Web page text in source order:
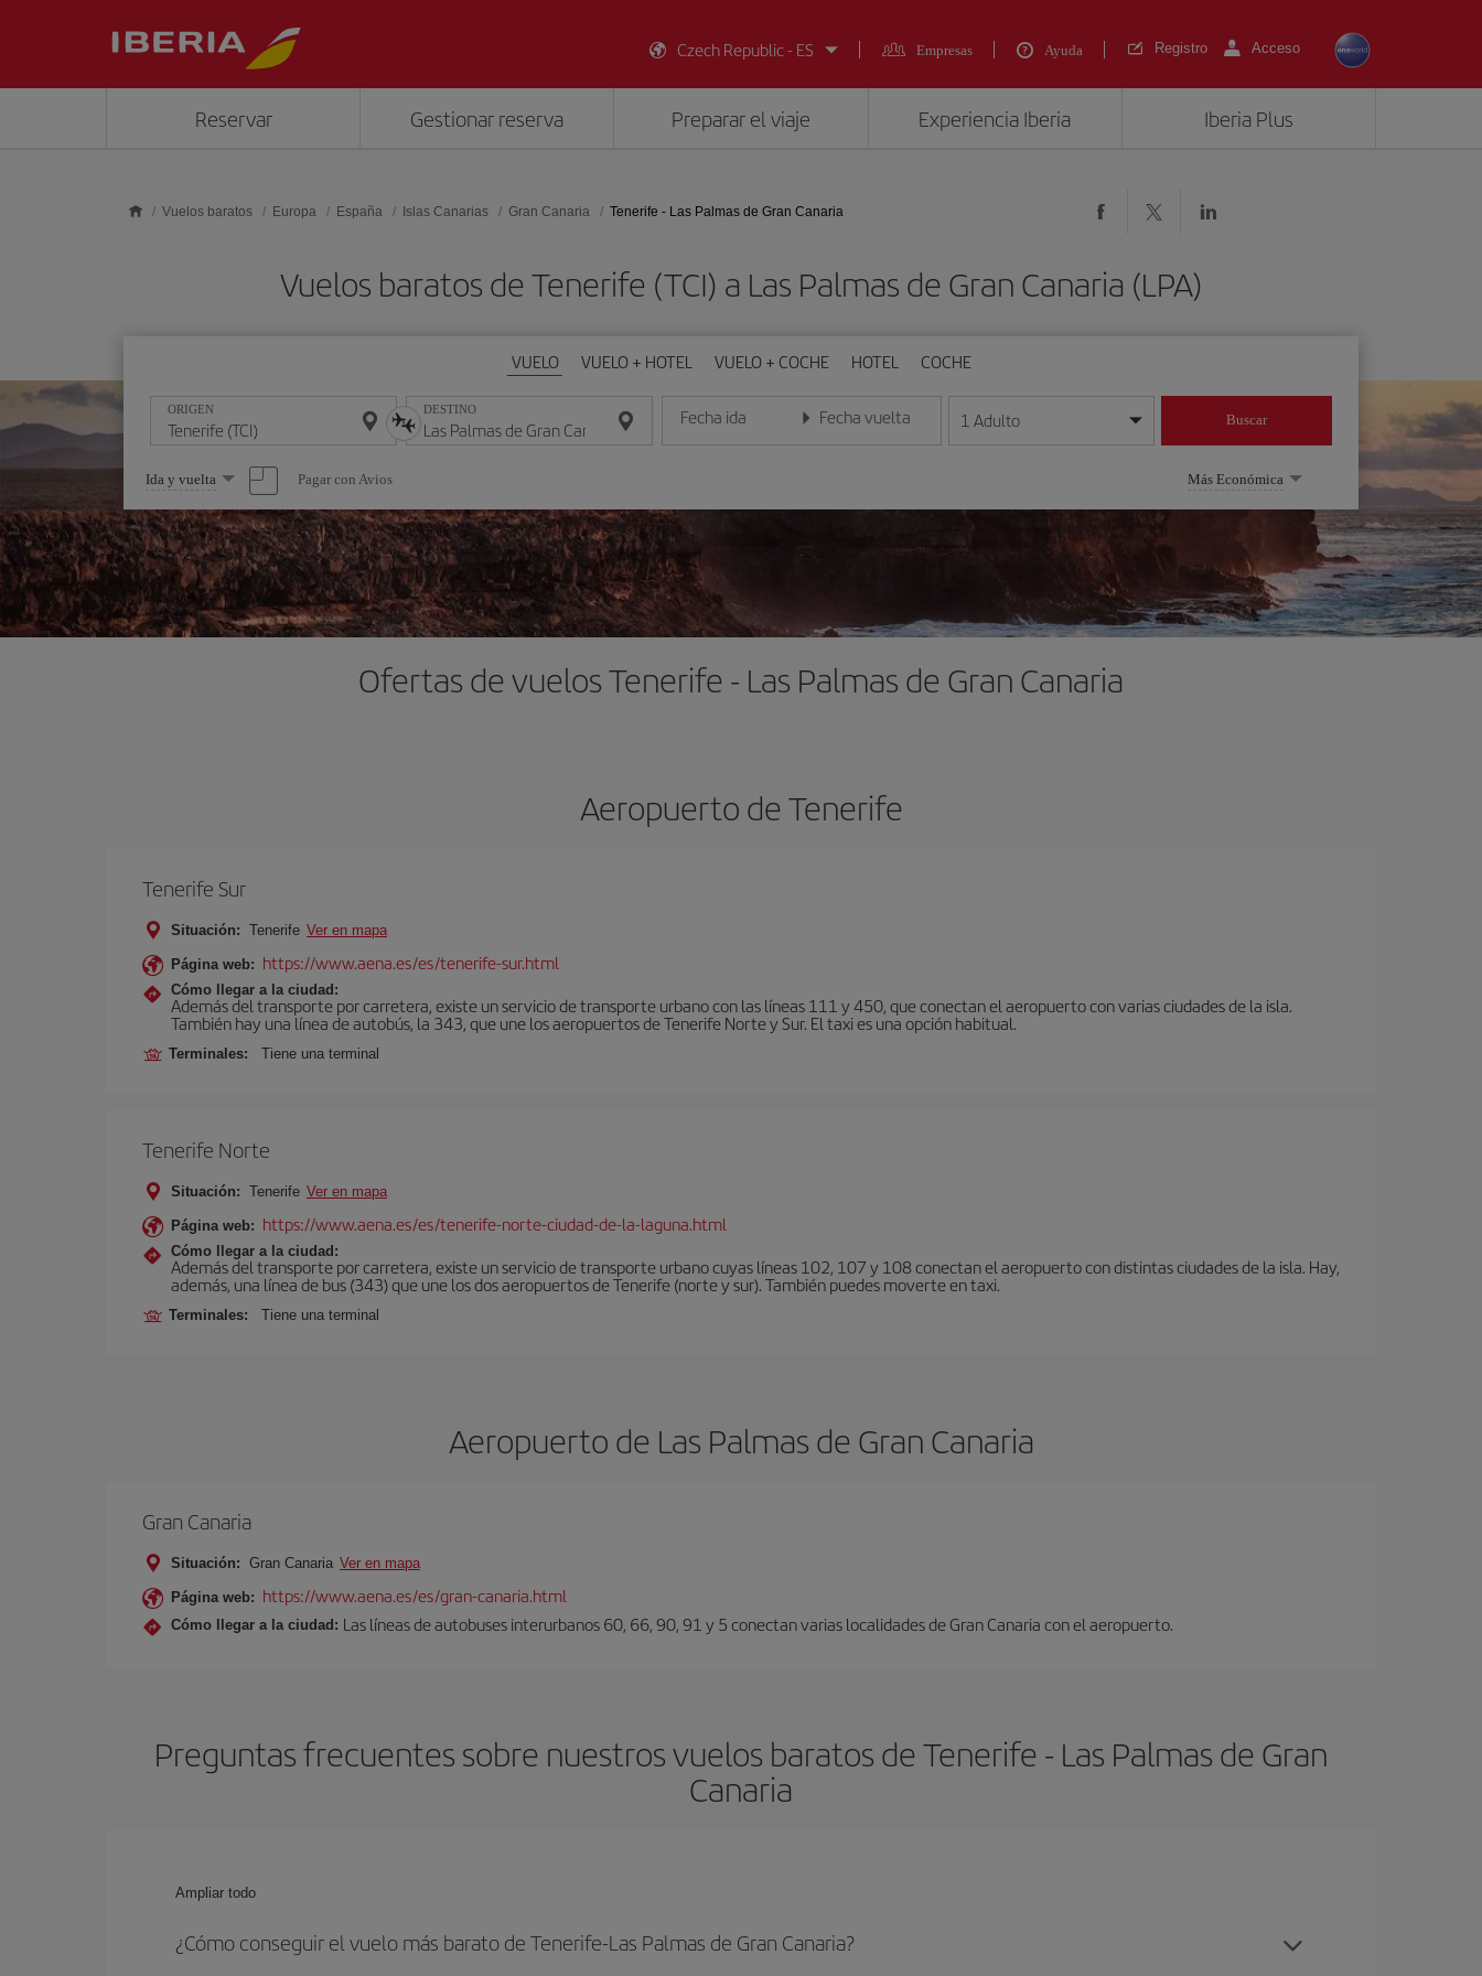
Czech Republic - ES
Empresas Ayuda Registro Acceso
Reservar Gestionar reserva Preparar el viaje Experiencia Iberia Iberia Plus
Vuelos baratos Europa España Islas Canarias Gran Canaria Tenerife - Las Palmas de Gran Canaria
Vuelos baratos de Tenerife (TCI) a Las Palmas de Gran Canaria (LPA)
VUELO VUELO + HOTEL VUELO + COCHE HOTEL COCHE
ORIGEN DESTINO Fecha ida
Introduce la fecha en formato día/mes/año
Fecha vuelta
Introduce la fecha en formato día/mes/año
1 Adulto Buscar
Seleccione
una
opción
Ida y vuelta Pagar con Avios Más Económica
Ofertas de vuelos Tenerife - Las Palmas de Gran Canaria
Aeropuerto de Tenerife
Tenerife Sur
Situación: Tenerife Ver en mapa
Página web: https://www.aena.es/es/tenerife-sur.html
Cómo llegar a la ciudad:
Además del transporte por carretera, existe un servicio de transporte urbano con las líneas 111 y 450, que conectan el aeropuerto con varias ciudades de la isla.
También hay una línea de autobús, la 343, que une los aeropuertos de Tenerife Norte y Sur. El taxi es una opción habitual.
Terminales: Tiene una terminal
Tenerife Norte
Situación: Tenerife Ver en mapa
Página web: https://www.aena.es/es/tenerife-norte-ciudad-de-la-laguna.html
Cómo llegar a la ciudad:
Además del transporte por carretera, existe un servicio de transporte urbano cuyas líneas 102, 107 y 108 conectan el aeropuerto con distintas ciudades de la isla. Hay,
además, una línea de bus (343) que une los dos aeropuertos de Tenerife (norte y sur). También puedes moverte en taxi.
Terminales: Tiene una terminal
Aeropuerto de Las Palmas de Gran Canaria
Gran Canaria
Situación: Gran Canaria Ver en mapa
Página web: https://www.aena.es/es/gran-canaria.html
Cómo llegar a la ciudad: Las líneas de autobuses interurbanos 60, 66, 90, 91 y 5 conectan varias localidades de Gran Canaria con el aeropuerto.
Preguntas frecuentes sobre nuestros vuelos baratos de Tenerife - Las Palmas de Gran
Canaria
Ampliar todo
¿Cómo conseguir el vuelo más barato de Tenerife-Las Palmas de Gran Canaria?